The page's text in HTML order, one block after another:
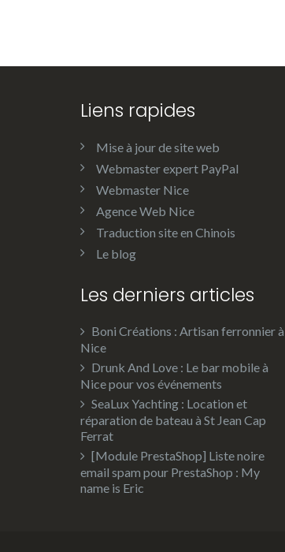
Liens rapides
Mise à jour de site web
Webmaster expert PayPal
Webmaster Nice
Agence Web Nice
Traduction site en Chinois
Le blog
Les derniers articles
Boni Créations : Artisan ferronnier à
Nice
Drunk And Love : Le bar mobile à
Nice pour vos événements
SeaLux Yachting : Location et
réparation de bateau à St Jean Cap
Ferrat
[Module PrestaShop] Liste noire
email spam pour PrestaShop : My
name is Eric